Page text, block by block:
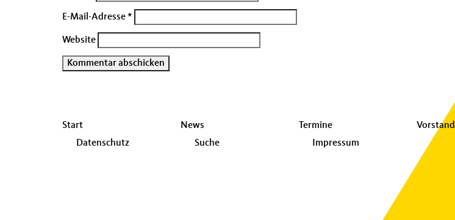
E-Mail-Adresse*
Website
Seitenübersicht
im
Start News Termine Vorstand
Datenschutz
Suche Impressum